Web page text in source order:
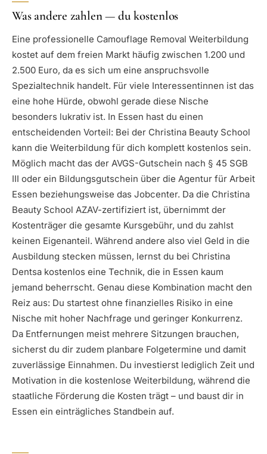
Was andere zahlen — du kostenlos
Eine professionelle Camouflage Removal Weiterbildung
kostet auf dem freien Markt häufig zwischen 1.200 und
2.500 Euro, da es sich um eine anspruchsvolle
Spezialtechnik handelt. Für viele Interessentinnen ist das
eine hohe Hürde, obwohl gerade diese Nische
besonders lukrativ ist. In Essen hast du einen
entscheidenden Vorteil: Bei der Christina Beauty School
kann die Weiterbildung für dich komplett kostenlos sein.
Möglich macht das der AVGS-Gutschein nach § 45 SGB
III oder ein Bildungsgutschein über die Agentur für Arbeit
Essen beziehungsweise das Jobcenter. Da die Christina
Beauty School AZAV-zertifiziert ist, übernimmt der
Kostenträger die gesamte Kursgebühr, und du zahlst
keinen Eigenanteil. Während andere also viel Geld in die
Ausbildung stecken müssen, lernst du bei Christina
Dentsa kostenlos eine Technik, die in Essen kaum
jemand beherrscht. Genau diese Kombination macht den
Reiz aus: Du startest ohne finanzielles Risiko in eine
Nische mit hoher Nachfrage und geringer Konkurrenz.
Da Entfernungen meist mehrere Sitzungen brauchen,
sicherst du dir zudem planbare Folgetermine und damit
zuverlässige Einnahmen. Du investierst lediglich Zeit und
Motivation in die kostenlose Weiterbildung, während die
staatliche Förderung die Kosten trägt – und baust dir in
Essen ein einträgliches Standbein auf.